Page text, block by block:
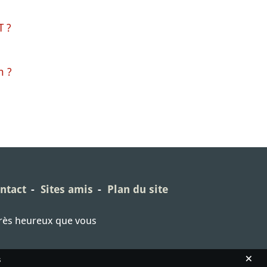
?
?
Sites amis Plan du site
heureux que vous
×